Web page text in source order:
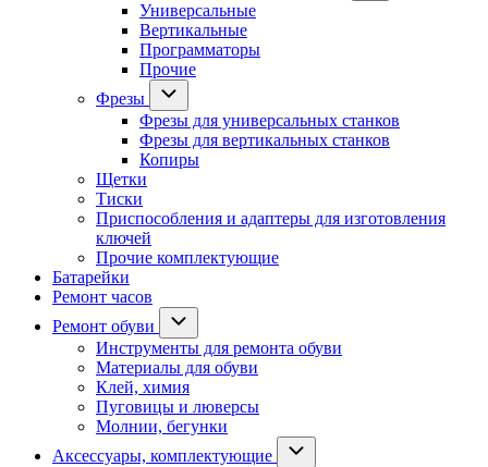
Универсальные
Вертикальные
Программаторы
Прочие
Фрезы
Фрезы для универсальных станков
Фрезы для вертикальных станков
Копиры
Щетки
Тиски
Приспособления и адаптеры для изготовления
ключей
Прочие комплектующие
Батарейки
Ремонт часов
Ремонт обуви
Инструменты для ремонта обуви
Материалы для обуви
Клей, химия
Пуговицы и люверсы
Молнии, бегунки
Аксессуары, комплектующие